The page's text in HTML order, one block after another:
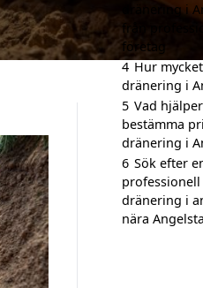
dränering i
från
företag
4 Hur
dränering i
5 Vad
bestämma
dränering i
6 Sök efter
dränering i
nära